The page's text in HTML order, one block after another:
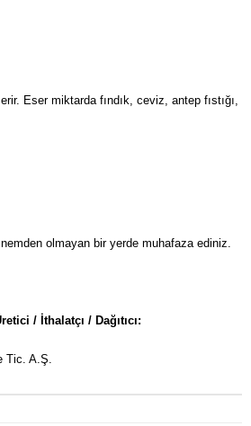
Eser miktarda fındık, ceviz, antep fıstığı,
olmayan bir yerde muhafaza ediniz.
/ İthalatçı / Dağıtıcı:
Tic. A.Ş.